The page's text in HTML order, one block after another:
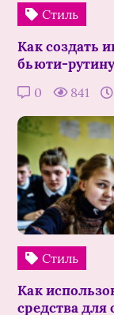
Стиль
Как создать
бьюти-
0 841
Стиль
Как
средства для